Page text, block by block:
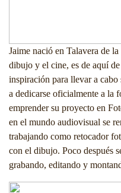
Jaime nació en Talavera de
dibujo y el cine, es de aquí
inspiración para llevar a
a dedicarse oficialmente a la
emprender su proyecto en
en el mundo audiovisual se
trabajando como retocador
con el dibujo. Poco después
grabando, editando y